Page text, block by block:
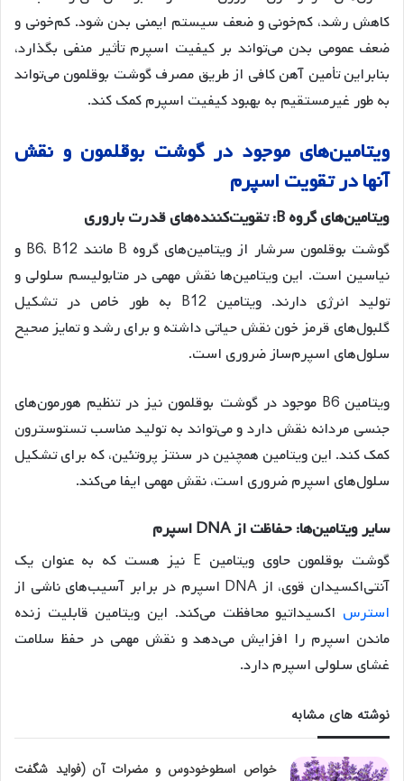
کاهش رشد، کم‌خونی و ضعف سیستم ایمنی بدن شود. کم‌خونی و
ضعف عمومی بدن می‌تواند بر کیفیت اسپرم تأثیر منفی بگذارد،
بنابراین تأمین آهن کافی از طریق مصرف گوشت بوقلمون می‌تواند
به طور غیرمستقیم به بهبود کیفیت اسپرم کمک کند.
ویتامینهای موجود در گوشت بوقلمون و نقش
آنهادرتقویت اسپرم
ویتامینهایگروه تقویتکنندههایقدرتباروری
گوشت بوقلمون سرشار از ویتامین‌های گروه B مانند B6، B12 و
نیاسین است. این ویتامین‌ها نقش مهمی در متابولیسم سلولی و
تولید انرژی دارند
. ویتامین B12 به طور خاص در تشکیل
گلبول‌های قرمز خون نقش حیاتی داشته و برای رشد و تمایز صحیح
سلول‌های اسپرم‌ساز ضروری است.
ویتامین B6 موجود در گوشت بوقلمون نیز در تنظیم هورمون‌های
جنسی مردانه نقش دارد و می‌تواند به تولید مناسب تستوسترون
کمک کند. این ویتامین همچنین در سنتز پروتئین، که برای تشکیل
سلول‌های اسپرم ضروری است، نقش مهمی ایفا می‌کند.
سایرویتامینها:حفاظتازDNA اسپرم
گوشت بوقلمون حاوی ویتامین E نیز هست که به عنوان یک
آنتی‌اکسیدان قوی، از DNA اسپرم در برابر آسیب‌های ناشی از
استرس اکسیداتیو محافظت می‌کند. این ویتامین قابلیت زنده
ماندن اسپرم را افزایش می‌دهد و نقش مهمی در حفظ سلامت
غشای سلولی اسپرم دارد.
نوشته های مشابه
خواص اسطوخودوس و مضرات آن (فواید شگفت